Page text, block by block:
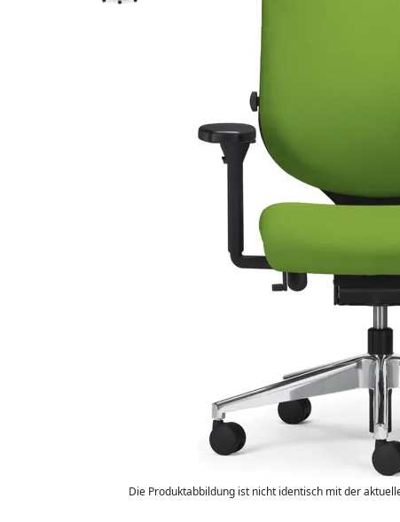
Die Produktabbildung ist nicht identisch mit der